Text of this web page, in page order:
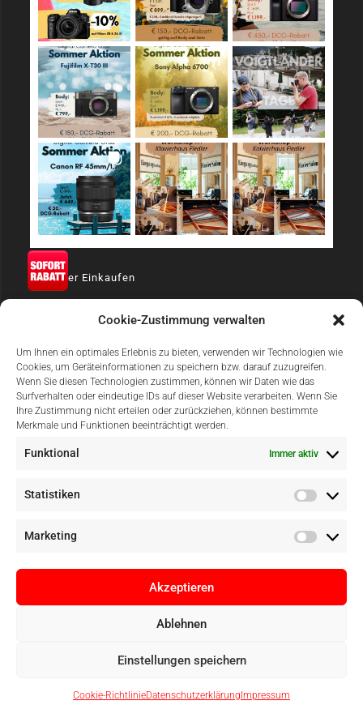
Cookie-Zustimmung verwalten
Um Ihnen ein optimales Erlebnis zu bieten, verwenden wir Technologien wie
Cookies, um Geräteinformationen zu speichern bzw. darauf zuzugreifen.
Wenn Sie diesen Technologien zustimmen, können wir Daten wie das
Surfverhalten oder eindeutige IDs auf dieser Website verarbeiten. Wenn Sie
Ihre Zustimmung nicht erteilen oder zurückziehen, können bestimmte
Merkmale und Funktionen beeinträchtigt werden.
Funktional Immer aktiv
Statistiken
Marketing
Akzeptieren
Ablehnen
Einstellungen speichern
Cookie-RichtlinieDatenschutzerklärung Impressum
Sicher Einkaufen
Einfach Online Bezahlen
Copyright © Digital Camera Graz 2022. Alle Rechte vorbehalten. E-
Commerce bypathways digital, Mallorca